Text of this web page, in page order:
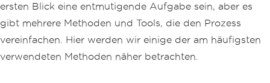
ersten Blick eine entmutigende Aufgabe sein, aber es
gibt mehrere Methoden und Tools, die den Prozess
vereinfachen. Hier werden wir einige der am häufigsten
verwendeten Methoden näher betrachten.